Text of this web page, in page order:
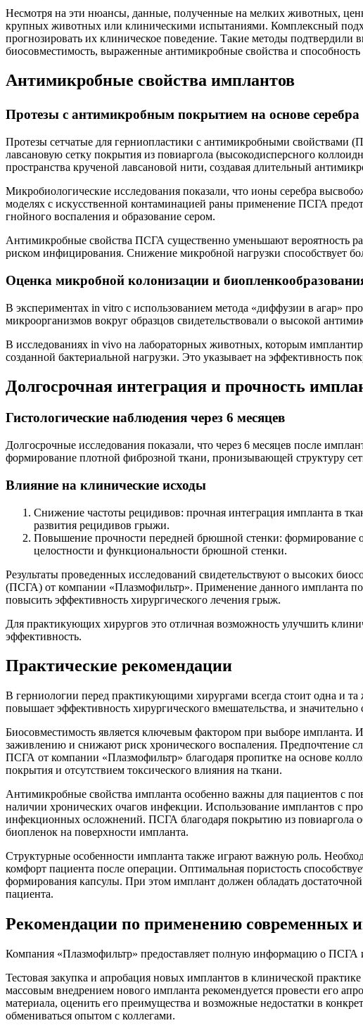
Несмотря на эти нюансы, данные, полученные на мелких животных,
крупных животных или клиническими испытаниями. Комплексный
прогнозировать их клиническое поведение. Такие методы
биосовместимость, выраженные антимикробные свойства и
Антимикробные свойства имплантов
Протезы с антимикробным покрытием на основе серебра
Протезы сетчатые для герниопластики с антимикробными свойствами
лавсановую сетку покрытия из повиаргола (высокодисперсного
пространства крученой лавсановой нити, создавая длительный
Микробиологические исследования показали, что ионы серебра
моделях с искусственной контаминацией раны применение ПСГА
гнойного воспаления и образование сером.
Антимикробные свойства ПСГА существенно уменьшают вероятность
риском инфицирования. Снижение микробной нагрузки способствует
Оценка микробной колонизации и
В экспериментах in vitro с использованием метода «диффузии в агар»
микроорганизмов вокруг образцов свидетельствовали о высокой
В исследованиях in vivo на лабораторных животных, которым
созданной бактериальной нагрузки. Это указывает на эффективность
Долгосрочная интеграция и прочность
Гистологические наблюдения через 6 месяцев
Долгосрочные исследования показали, что через 6 месяцев после
формирование плотной фиброзной ткани, пронизывающей структуру
Влияние на клинические исходы
Снижение частоты рецидивов: прочная интеграция импланта в
развития рецидивов грыжи.
Повышение прочности передней брюшной стенки: формирование
целостности и функциональности брюшной стенки.
Результаты проведенных исследований свидетельствуют о высоких
(ПСГА) от компании «Плазмофильтр». Применение данного импланта
повысить эффективность хирургического лечения грыж.
Для практикующих хирургов это отличная возможность улучшить
эффективность.
Практические рекомендации
В герниологии перед практикующими хирургами всегда стоит одна и
повышает эффективность хирургического вмешательства, и
Биосовместимость является ключевым фактором при выборе
заживлению и снижают риск хронического воспаления. Предпочтение
ПСГА от компании «Плазмофильтр» благодаря пропитке на основе
покрытия и отсутствием токсического влияния на ткани.
Антимикробные свойства импланта особенно важны для пациентов с
наличии хронических очагов инфекции. Использование имплантов с
инфекционных осложнений. ПСГА благодаря покрытию из повиаргола
биопленок на поверхности импланта.
Структурные особенности импланта также играют важную роль.
комфорт пациента после операции. Оптимальная пористость
формирования капсулы. При этом имплант должен обладать
пациента.
Рекомендации по применению современных
Компания «Плазмофильтр» предоставляет полную информацию о ПСГА
Тестовая закупка и апробация новых имплантов в клинической
массовым внедрением нового импланта рекомендуется провести его
материала, оценить его преимущества и возможные недостатки в
обмениваться опытом с коллегами.